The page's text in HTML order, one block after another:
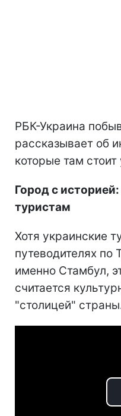
РБК-Украина
рассказывает об
которые там стоит
Город с
туристам
Хотя украинские
путеводителях
именно Стамбул,
считается
"столицей"